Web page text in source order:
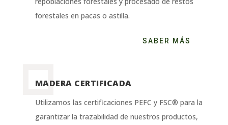
forestales en pacas o astilla.
SABER MÁS
MADERA CERTIFICADA
Utilizamos las certificaciones PEFC y FSC® para la
garantizar la trazabilidad de nuestros productos,